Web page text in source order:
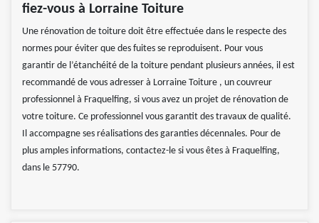
fiez-vous à Lorraine Toiture
Une rénovation de toiture doit être effectuée dans le respecte des
normes pour éviter que des fuites se reproduisent. Pour vous
garantir de l’étanchéité de la toiture pendant plusieurs années, il est
recommandé de vous adresser à Lorraine Toiture , un couvreur
professionnel à Fraquelfing, si vous avez un projet de rénovation de
votre toiture. Ce professionnel vous garantit des travaux de qualité.
Il accompagne ses réalisations des garanties décennales. Pour de
plus amples informations, contactez-le si vous êtes à Fraquelfing,
dans le 57790.